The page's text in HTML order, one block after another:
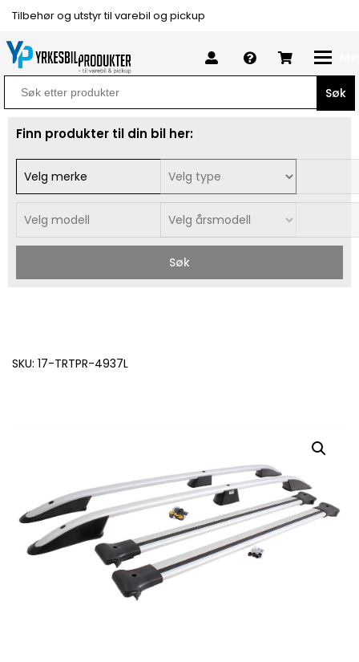
Tilbehør og utstyr til varebil og pickup
Search
for:
Finn produkter til din bil her:
Søk
SKU: 17-TRTPR-4937L